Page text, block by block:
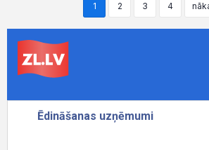
1 2 3 4